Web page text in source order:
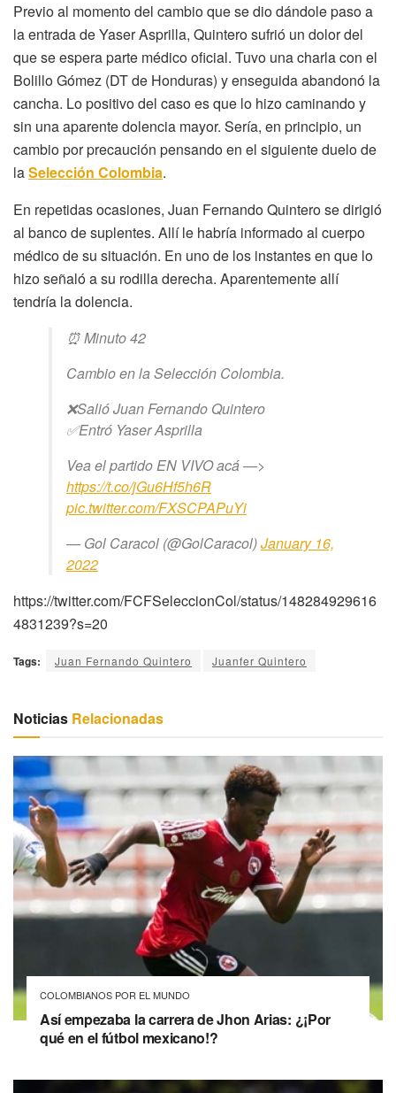
Previo al momento del cambio que se dio dándole paso a
la entrada de Yaser Asprilla, Quintero sufrió un dolor del
que se espera parte médico oficial. Tuvo una charla con el
Bolillo Gómez (DT de Honduras) y enseguida abandonó la
cancha. Lo positivo del caso es que lo hizo caminando y
sin una aparente dolencia mayor. Sería, en principio, un
cambio por precaución pensando en el siguiente duelo de
laSelección Colombia.
En repetidas ocasiones, Juan Fernando Quintero se dirigió
al banco de suplentes. Allí le habría informado al cuerpo
médico de su situación. En uno de los instantes en que lo
hizo señaló a su rodilla derecha. Aparentemente allí
tendría la dolencia.
⏰ Minuto 42
Cambio en la Selección Colombia.
❌Salió Juan Fernando Quintero
✅Entró Yaser Asprilla
Vea el partido EN VIVO acá —>
https://t.co/jGu6Hf5h6R
pic.twitter.com/FXSCPAPuYi
— Gol Caracol (@GolCaracol)January 16,
2022
https://twitter.com/FCFSeleccionCol/status/148284929616
4831239?s=20
Tags: Juan Fernando Quintero Juanfer Quintero
Noticias Relacionadas
COLOMBIANOS POR EL MUNDO
Así empezaba la carrera de Jhon Arias: ¿¡Por
qué en el fútbol mexicano!?